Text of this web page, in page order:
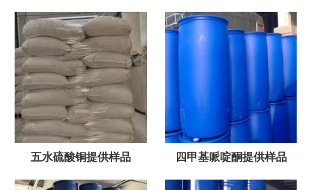
99% 漆稀释剂 木材着色剂 除锈剂
五水硫酸铜提供样品 四甲基哌啶酮提供样品